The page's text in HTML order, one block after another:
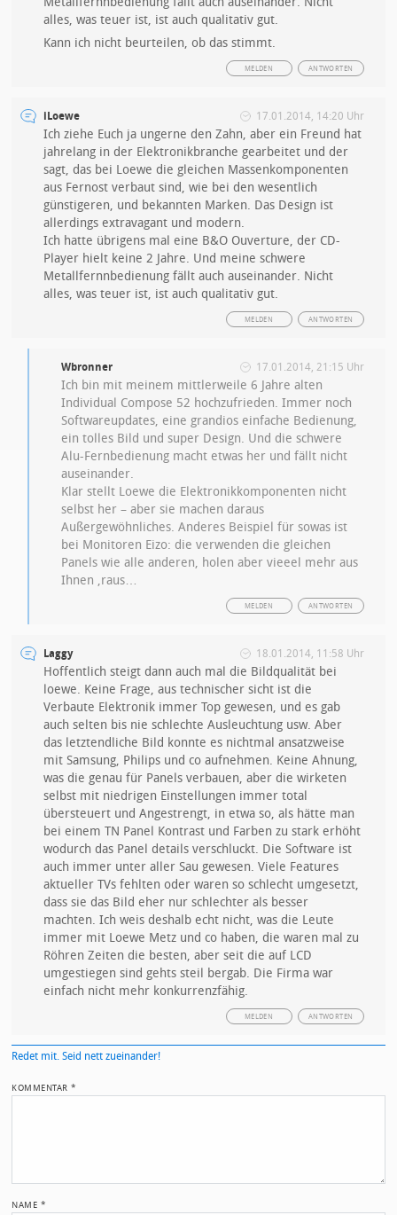
alles, was teuer ist, ist auch qualitativ gut.
Kann ich nicht beurteilen, ob das stimmt.
ANTWORTEN
MELDEN
iLoewe 17.01.2014, 14:20 Uhr
Ich ziehe Euch ja ungerne den Zahn, aber ein Freund hat
jahrelang in der Elektronikbranche gearbeitet und der
sagt, das bei Loewe die gleichen Massenkomponenten
aus Fernost verbaut sind, wie bei den wesentlich
günstigeren, und bekannten Marken. Das Design ist
allerdings extravagant und modern.
Ich hatte übrigens mal eine B&O Ouverture, der CD-
Player hielt keine 2 Jahre. Und meine schwere
Metallfernnbedienung fällt auch auseinander. Nicht
alles, was teuer ist, ist auch qualitativ gut.
ANTWORTEN
MELDEN
Wbronner 17.01.2014, 21:15 Uhr
Ich bin mit meinem mittlerweile 6 Jahre alten
Individual Compose 52 hochzufrieden. Immer noch
Softwareupdates, eine grandios einfache Bedienung,
ein tolles Bild und super Design. Und die schwere
Alu-Fernbedienung macht etwas her und fällt nicht
auseinander.
Klar stellt Loewe die Elektronikkomponenten nicht
selbst her – aber sie machen daraus
Außergewöhnliches. Anderes Beispiel für sowas ist
bei Monitoren Eizo: die verwenden die gleichen
Panels wie alle anderen, holen aber vieeel mehr aus
Ihnen ‚raus…
ANTWORTEN
MELDEN
Laggy 18.01.2014, 11:58 Uhr
Hoffentlich steigt dann auch mal die Bildqualität bei
loewe. Keine Frage, aus technischer sicht ist die
Verbaute Elektronik immer Top gewesen, und es gab
auch selten bis nie schlechte Ausleuchtung usw. Aber
das letztendliche Bild konnte es nichtmal ansatzweise
mit Samsung, Philips und co aufnehmen. Keine Ahnung,
was die genau für Panels verbauen, aber die wirketen
selbst mit niedrigen Einstellungen immer total
übersteuert und Angestrengt, in etwa so, als hätte man
bei einem TN Panel Kontrast und Farben zu stark erhöht
wodurch das Panel details verschluckt. Die Software ist
auch immer unter aller Sau gewesen. Viele Features
aktueller TVs fehlten oder waren so schlecht umgesetzt,
dass sie das Bild eher nur schlechter als besser
machten. Ich weis deshalb echt nicht, was die Leute
immer mit Loewe Metz und co haben, die waren mal zu
Röhren Zeiten die besten, aber seit die auf LCD
umgestiegen sind gehts steil bergab. Die Firma war
einfach nicht mehr konkurrenzfähig.
ANTWORTEN
MELDEN
Redet mit. Seid nett zueinander!
KOMMENTAR*
NAME *